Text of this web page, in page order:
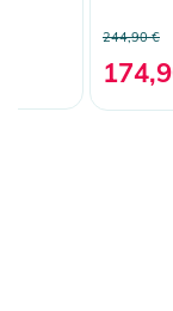
244,90 €